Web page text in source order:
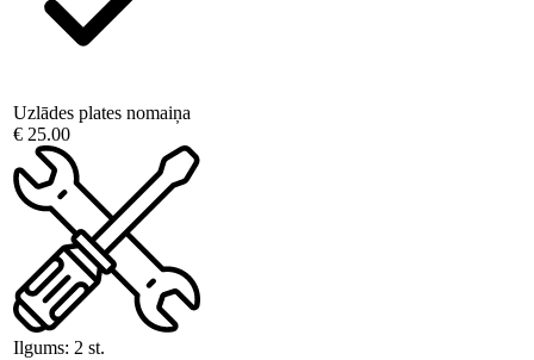
Uzlādes plates nomaiņa
€ 25.00
Ilgums: 2 st.